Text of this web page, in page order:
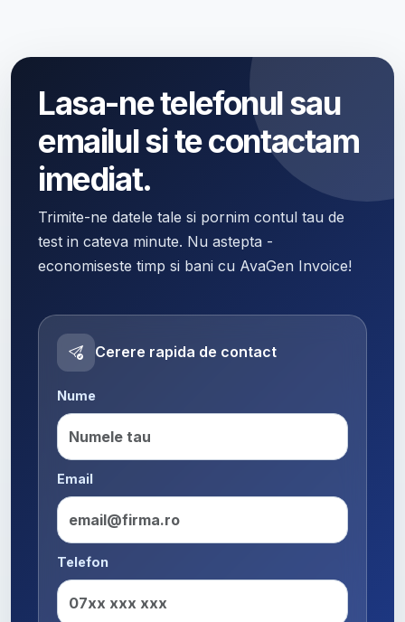
Lasa-ne telefonul sau
emailul si te contactam
imediat.
Trimite-ne datele tale si pornim contul tau de
test in cateva minute. Nu astepta -
economiseste timp si bani cu AvaGen Invoice!
Cerere rapida de contact
Nume
Email
Telefon